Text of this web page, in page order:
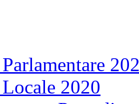
2020